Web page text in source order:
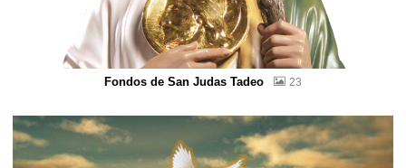
Fondos de San Judas Tadeo 23